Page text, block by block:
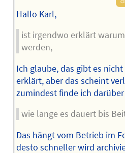
Hallo Karl,
ist irgendwo erklärt
werden,
Ich glaube, das gibt es
erklärt, aber das scheint
zumindest finde ich
wie lange es dauert bis
Das hängt vom Betrieb im
desto schneller wird